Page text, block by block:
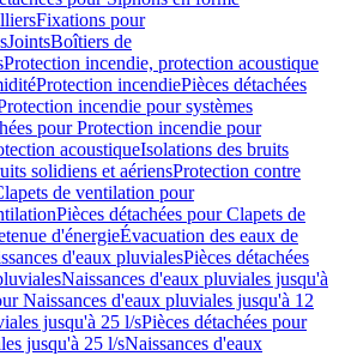
Fixations pour
JointsBoîtiers de
Protection incendie, protection acoustique
Protection incendiePièces détachées
incendie pour systèmes
pour Protection incendie pour
acoustiqueIsolations des bruits
solidiens et aériensProtection contre
de ventilation pour
Pièces détachées pour Clapets de
d'énergieÉvacuation des eaux de
d'eaux pluvialesPièces détachées
Naissances d'eaux pluviales jusqu'à
Naissances d'eaux pluviales jusqu'à 12
jusqu'à 25 l/sPièces détachées pour
jusqu'à 25 l/sNaissances d'eaux